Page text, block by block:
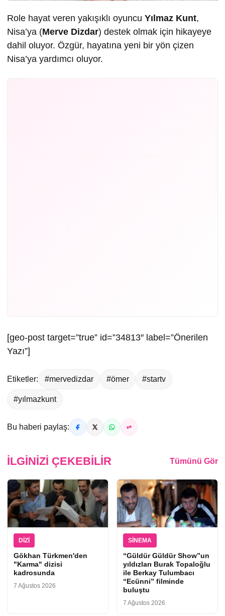
Role hayat veren yakışıklı oyuncu Yılmaz Kunt,
Nisa’ya (Merve Dizdar) destek olmak için hikayeye
dahil oluyor. Özgür, hayatına yeni bir yön çizen
Nisa’ya yardımcı oluyor.
[geo-post target=”true” id=”34813″ label=”Önerilen
Yazı”]
Etiketler: #mervedizdar #ömer #startv
#yılmazkunt
Bu haberi paylaş:
İLGINIZI ÇEKEBILIR Tümünü Gör
DIZI
Gökhan Türkmen'den
"Karma" dizisi
kadrosunda
7 Ağustos 2026
SINEMA
“Güldür Güldür Show”un
yıldızları Burak Topaloğlu
ile Berkay Tulumbacı
“Ecünni” filminde
buluştu
7 Ağustos 2026